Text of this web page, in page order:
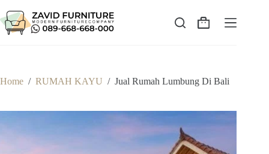
to
content
Shopping
Home / RUMAH KAYU / Jual Rumah Lumbung Di Bali